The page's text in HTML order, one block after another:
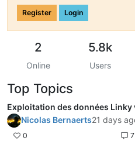
Register Login
2
Online
5.8k
Users
Top Topics
Exploitation des données Linky
Nicolas Bernaerts21 days
0 7